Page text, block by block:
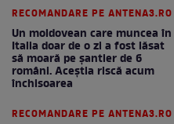
RECOMANDARE PE ANTENA3.RO
Un moldovean care muncea în
Italia doar de o zi a fost lăsat
să moară pe şantier de 6
români. Aceștia riscă acum
închisoarea
RECOMANDARE PE ANTENA3.RO